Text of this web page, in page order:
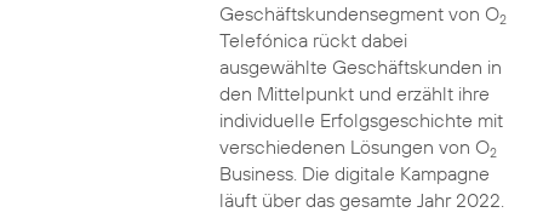
Geschäftskundensegment von O2
Telefónica rückt dabei
ausgewählte Geschäftskunden in
den Mittelpunkt und erzählt ihre
individuelle Erfolgsgeschichte mit
verschiedenen Lösungen von O2
Business. Die digitale Kampagne
läuft über das gesamte Jahr 2022.